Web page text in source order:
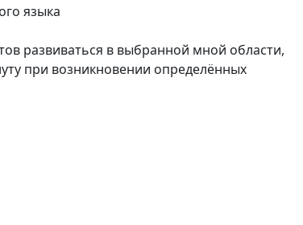
языка
развиваться в выбранной мной области,
при возникновении определённых